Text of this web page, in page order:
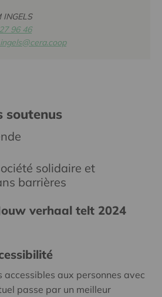
INGELS
96 46
soutenus
solidaire et
barrières
verhaal telt 2024
accessibles aux personnes avec
passe par un meilleur